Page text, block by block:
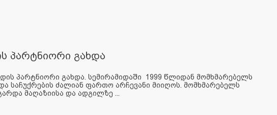
პარტნიორი გახდა
პარტნიორი გახდა. სემირამიდაში 1999 წლიდან მომხმარებელს
საჩუქრების ძალიან ფართო არჩევანი მიიღოს. მომხმარებელს
მაღაზიისა და ადგილზე ...